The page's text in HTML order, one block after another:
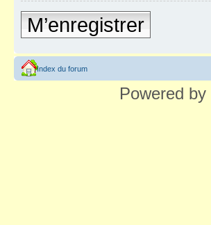
M’enregistrer
Index du forum
Powered by